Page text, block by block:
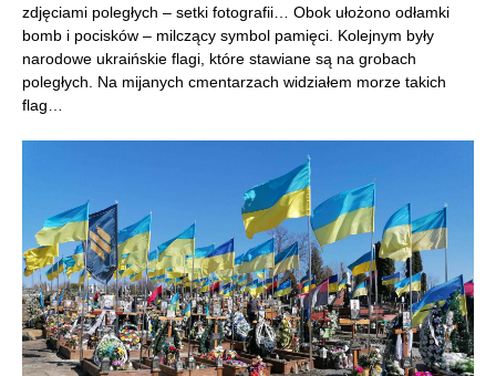
zdjęciami poległych – setki fotografii… Obok ułożono odłamki
bomb i pocisków – milczący symbol pamięci. Kolejnym były
narodowe ukraińskie flagi, które stawiane są na grobach
poległych. Na mijanych cmentarzach widziałem morze takich
flag…